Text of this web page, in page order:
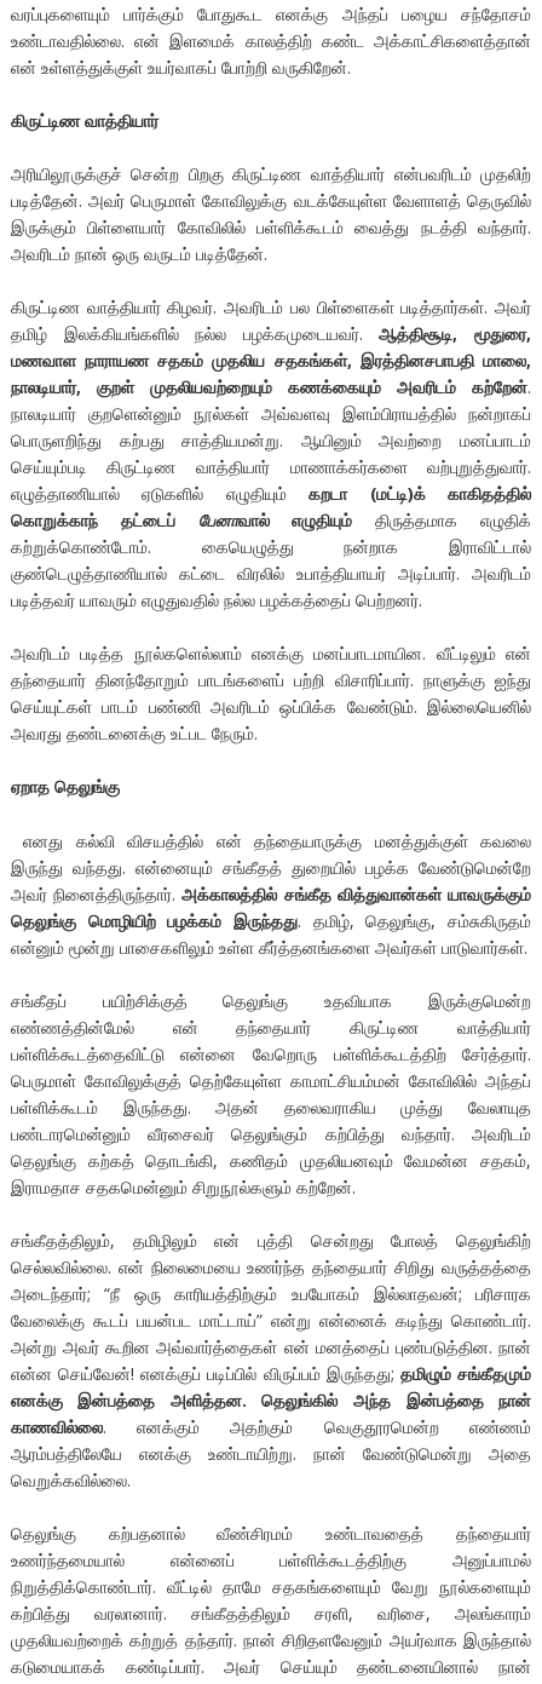
வரப்புகளையும் பார்க்கும் போதுகூட எனக்கு அந்தப் பழைய சந்தோசம்
உண்டாவதில்லை. என் இளமைக் காலத்திற் கண்ட அக்காட்சிகளைத்தான்
என் உள்ளத்துக்குள் உயர்வாகப் போற்றி வருகிறேன்.
கிருட்டிண வாத்தியார்
அரியிலூருக்குச் சென்ற பிறகு கிருட்டிண வாத்தியார் என்பவரிடம் முதலிற்
படித்தேன். அவர் பெருமாள் கோவிலுக்கு வடக்கேயுள்ள வேளாளத் தெருவில்
இருக்கும் பிள்ளையார் கோவிலில் பள்ளிக்கூடம் வைத்து நடத்தி வந்தார்.
அவரிடம் நான் ஒரு வருடம் படித்தேன்.
கிருட்டிண வாத்தியார் கிழவர். அவரிடம் பல பிள்ளைகள் படித்தார்கள். அவர்
தமிழ் இலக்கியங்களில் நல்ல பழக்கமுடையவர்.ஆத்திசூடி, மூதுரை,
மணவாள நாராயண சதகம் முதலிய சதகங்கள், இரத்தினசபாபதி மாலை,
நாலடியார், குறள் முதலியவற்றையும் கணக்கையும் அவரிடம் கற்றேன்.
நாலடியார் குறளென்னும் நூல்கள் அவ்வளவு இளம்பிராயத்தில் நன்றாகப்
பொருளறிந்து கற்பது சாத்தியமன்று. ஆயினும் அவற்றை மனப்பாடம்
செய்யும்படி கிருட்டிண வாத்தியார் மாணாக்கர்களை வற்புறுத்துவார்.
எழுத்தாணியால் ஏடுகளில் எழுதியும்கறடா (மட்டி)க் காகிதத்தில்
கொறுக்காந் தட்டைப் பேனாவால் எழுதியும் திருத்தமாக எழுதிக்
கற்றுக்கொண்டோம். கையெழுத்து நன்றாக இராவிட்டால்
குண்டெழுத்தாணியால் கட்டை விரலில் உபாத்தியாயர் அடிப்பார். அவரிடம்
படித்தவர் யாவரும் எழுதுவதில் நல்ல பழக்கத்தைப் பெற்றனர்.
அவரிடம் படித்த நூல்களெல்லாம் எனக்கு மனப்பாடமாயின. வீட்டிலும் என்
தந்தையார் தினந்தோறும் பாடங்களைப் பற்றி விசாரிப்பார். நாளுக்கு ஐந்து
செய்யுட்கள் பாடம் பண்ணி அவரிடம் ஒப்பிக்க வேண்டும். இல்லையெனில்
அவரது தண்டனைக்கு உட்பட நேரும்.
ஏறாத தெலுங்கு
எனது கல்வி விசயத்தில் என் தந்தையாருக்கு மனத்துக்குள் கவலை
இருந்து வந்தது. என்னையும் சங்கீதத் துறையில் பழக்க வேண்டுமென்றே
அவர் நினைத்திருந்தார்.அக்காலத்தில் சங்கீத வித்துவான்கள் யாவருக்கும்
தெலுங்கு மொழியிற் பழக்கம் இருந்தது. தமிழ், தெலுங்கு, சம்சுகிருதம்
என்னும் மூன்று பாசைகளிலும் உள்ள கீர்த்தனங்களை அவர்கள் பாடுவார்கள்.
சங்கீதப் பயிற்சிக்குத் தெலுங்கு உதவியாக இருக்குமென்ற
எண்ணத்தின்மேல் என் தந்தையார் கிருட்டிண வாத்தியார்
பள்ளிக்கூடத்தைவிட்டு என்னை வேறொரு பள்ளிக்கூடத்திற் சேர்த்தார்.
பெருமாள் கோவிலுக்குத் தெற்கேயுள்ள காமாட்சியம்மன் கோவிலில் அந்தப்
பள்ளிக்கூடம் இருந்தது. அதன் தலைவராகிய முத்து வேலாயுத
பண்டாரமென்னும் வீரசைவர் தெலுங்கும் கற்பித்து வந்தார். அவரிடம்
தெலுங்கு கற்கத் தொடங்கி, கணிதம் முதலியனவும் வேமன்ன சதகம்,
இராமதாச சதகமென்னும் சிறுநூல்களும் கற்றேன்.
சங்கீதத்திலும், தமிழிலும் என் புத்தி சென்றது போலத் தெலுங்கிற்
செல்லவில்லை. என் நிலைமையை உணர்ந்த தந்தையார் சிறிது வருத்தத்தை
அடைந்தார்; “நீ ஒரு காரியத்திற்கும் உபயோகம் இல்லாதவன்; பரிசாரக
வேலைக்கு கூடப் பயன்பட மாட்டாய்” என்று என்னைக் கடிந்து கொண்டார்.
அன்று அவர் கூறின அவ்வார்த்தைகள் என் மனத்தைப் புண்படுத்தின. நான்
என்ன செய்வேன்! எனக்குப் படிப்பில் விருப்பம் இருந்தது; தமிழும் சங்கீதமும்
எனக்கு இன்பத்தை அளித்தன. தெலுங்கில் அந்த இன்பத்தை நான்
காணவில்லை. எனக்கும் அதற்கும் வெகுதூரமென்ற எண்ணம்
ஆரம்பத்திலேயே எனக்கு உண்டாயிற்று. நான் வேண்டுமென்று அதை
வெறுக்கவில்லை.
தெலுங்கு கற்பதனால் வீண்சிரமம் உண்டாவதைத் தந்தையார்
உணர்ந்தமையால் என்னைப் பள்ளிக்கூடத்திற்கு அனுப்பாமல்
நிறுத்திக்கொண்டார். வீட்டில் தாமே சதகங்களையும் வேறு நூல்களையும்
கற்பித்து வரலானார். சங்கீதத்திலும் சரளி, வரிசை, அலங்காரம்
முதலியவற்றைக் கற்றுத் தந்தார். நான் சிறிதளவேனும் அயர்வாக இருந்தால்
கடுமையாகக் கண்டிப்பார். அவர் செய்யும் தண்டனையினால் நான்